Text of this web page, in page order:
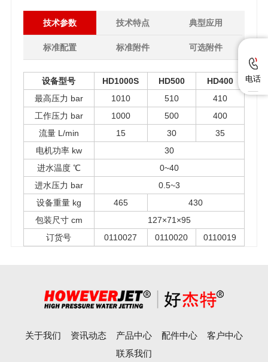
技术参数 技术特点 典型应用
标准配置 标准附件 可选附件
设备型号 HD1000S HD500
HD400
最高压力 bar
1010 510
410
工作压力 bar
1000 500
400
流量 L/min
15 30
35
电机功率 kw
30
进水温度 ℃
0~40
进水压力 bar
0.5~3
设备重量 kg
465
430
包装尺寸 cm
127×71×95
订货号
0110027 0110020 0110019
关于我们 资讯动态 产品中心 配件中心
客户中心
联系我们
电话